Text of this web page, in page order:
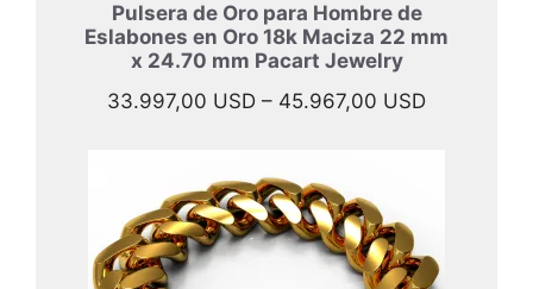
Pulsera de Oro para Hombre de
Eslabones en Oro 18k Maciza 22 mm
x 24.70 mm Pacart Jewelry
33.997,00 USD – 45.967,00 USDRango
hasta
45.967,00